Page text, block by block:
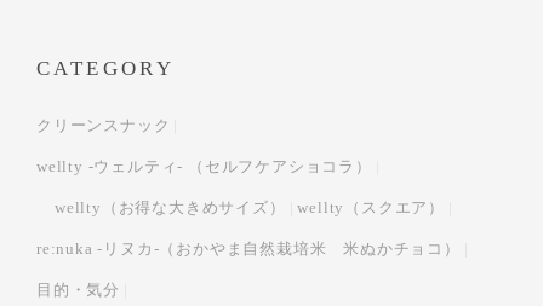
CATEGORY
クリーンスナック
wellty -ウェルティ- （セルフケアショコラ）
wellty（お得な大きめサイズ） wellty（スクエア）
re:nuka -リヌカ-（おかやま自然栽培米 米ぬかチョコ）
目的・気分